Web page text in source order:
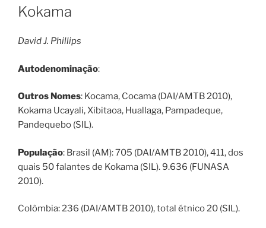
ON
Kokama
David J. Phillips
Autodenominação:
Outros Nomes: Kocama, Cocama (DAI/AMTB 2010),
Kokama Ucayali, Xibitaoa, Huallaga, Pampadeque,
Pandequebo (SIL).
População: Brasil (AM): 705 (DAI/AMTB 2010), 411, dos
quais 50 falantes de Kokama (SIL). 9.636 (FUNASA
2010).
Colômbia: 236 (DAI/AMTB 2010), total étnico 20 (SIL).